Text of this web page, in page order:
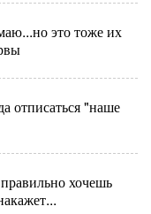
это тоже их
отписаться "наше
хочешь